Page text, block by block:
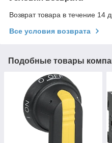
Возврат товара в течение 14
Все условия возврата
Подобные товары